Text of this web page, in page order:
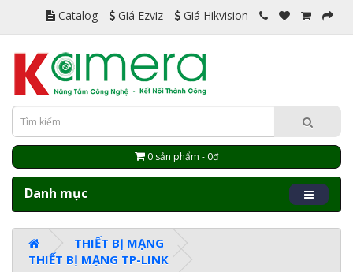
Catalog Giá Ezviz Giá Hikvision
0 sản phẩm - 0đ
Danh mục
THIẾT BỊ MẠNG
THIẾT BỊ MẠNG TP-LINK